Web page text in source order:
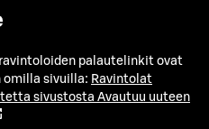
palautelinkit ovat
omilla sivuilla: Ravintolat
sivustosta Avautuu uuteen